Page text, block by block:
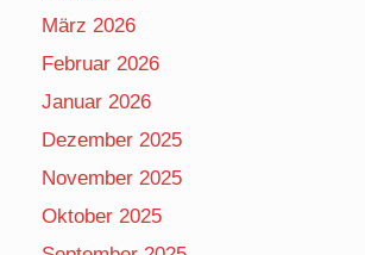
März 2026
Februar 2026
Januar 2026
Dezember 2025
November 2025
Oktober 2025